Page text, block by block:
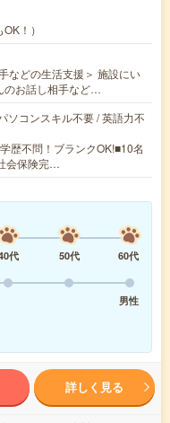
！）
などの生活支援＞ 施設にい
のお話し相手など…
ソコンスキル不要 / 英語力不
歴不問！ブランクOK!■10名
会保険完…
代 50代
60代
男性
詳しく見る